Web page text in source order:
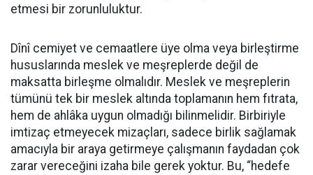
etmesi bir zorunluluktur.
Dînî cemiyet ve cemaatlere üye olma veya birleştirme
hususlarında meslek ve meşreplerde değil de
maksatta birleşme olmalıdır. Meslek ve meşreplerin
tümünü tek bir meslek altında toplamanın hem fıtrata,
hem de ahlâka uygun olmadığı bilinmelidir. Birbiriyle
imtizaç etmeyecek mizaçları, sadece birlik sağlamak
amacıyla bir araya getirmeye çalışmanın faydadan çok
zarar vereceğini izaha bile gerek yoktur. Bu, “hedefe